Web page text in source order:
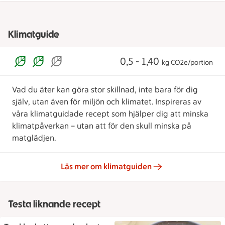
Klimatguide
0,5 - 1,40 kg CO2e/portion
Vad du äter kan göra stor skillnad, inte bara för dig
själv, utan även för miljön och klimatet. Inspireras av
våra klimatguidade recept som hjälper dig att minska
klimatpåverkan – utan att för den skull minska på
matglädjen.
Läs mer om klimatguiden
Testa liknande recept